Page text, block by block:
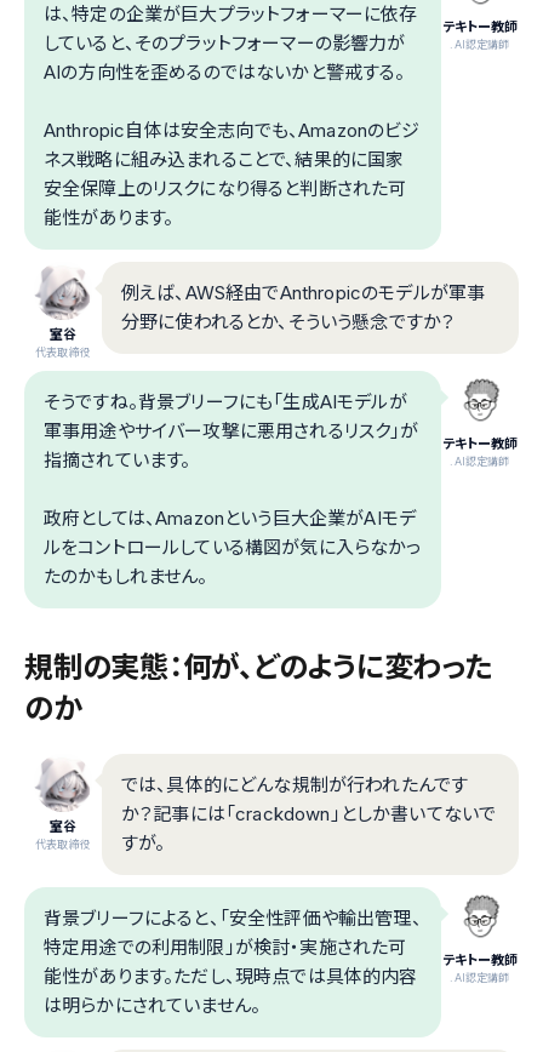
テキトー教師
.AI認定講師
は、特定の企業が巨大プラットフォーマーに依存
していると、そのプラットフォーマーの影響力が
AIの方向性を歪めるのではないかと警戒する。
Anthropic自体は安全志向でも、Amazonのビジ
ネス戦略に組み込まれることで、結果的に国家
安全保障上のリスクになり得ると判断された可
能性があります。
室谷
代表取締役
例えば、AWS経由でAnthropicのモデルが軍事
分野に使われるとか、そういう懸念ですか？
テキトー教師
.AI認定講師
そうですね。背景ブリーフにも「生成AIモデルが
軍事用途やサイバー攻撃に悪用されるリスク」が
指摘されています。
政府としては、Amazonという巨大企業がAIモデ
ルをコントロールしている構図が気に入らなかっ
たのかもしれません。
規制の実態：何が、どのように変わった
のか
室谷
代表取締役
では、具体的にどんな規制が行われたんです
か？記事には「crackdown」としか書いてないで
すが。
テキトー教師
.AI認定講師
背景ブリーフによると、「安全性評価や輸出管理、
特定用途での利用制限」が検討・実施された可
能性があります。ただし、現時点では具体的内容
は明らかにされていません。